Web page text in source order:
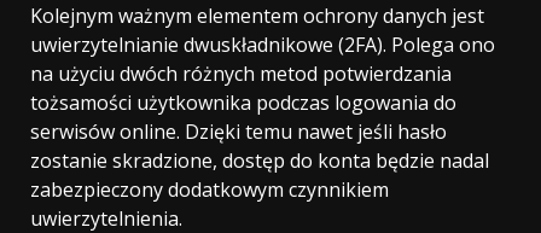
Kolejnym ważnym elementem ochrony danych jest
uwierzytelnianie dwuskładnikowe (2FA). Polega ono
na użyciu dwóch różnych metod potwierdzania
tożsamości użytkownika podczas logowania do
serwisów online. Dzięki temu nawet jeśli hasło
zostanie skradzione, dostęp do konta będzie nadal
zabezpieczony dodatkowym czynnikiem
uwierzytelnienia.